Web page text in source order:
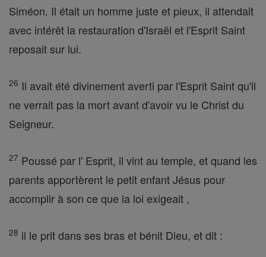
Siméon. Il était un homme juste et pieux, il attendait
avec intérêt la restauration d'Israël et l'Esprit Saint
reposait sur lui.
26 Il avait été divinement averti par l'Esprit Saint qu'il
ne verrait pas la mort avant d'avoir vu le Christ du
Seigneur.
27 Poussé par l' Esprit, il vint au temple, et quand les
parents apportèrent le petit enfant Jésus pour
accomplir à son ce que la loi exigeait ,
28 il le prit dans ses bras et bénit Dieu, et dit :